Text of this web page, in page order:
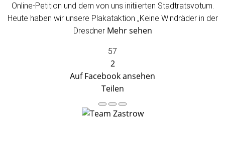
Online-Petition und dem von uns initiierten Stadtratsvotum.
Heute haben wir unsere Plakataktion „Keine Windräder in der
Dresdner Mehr sehen
57
2
Auf Facebook ansehen
Teilen